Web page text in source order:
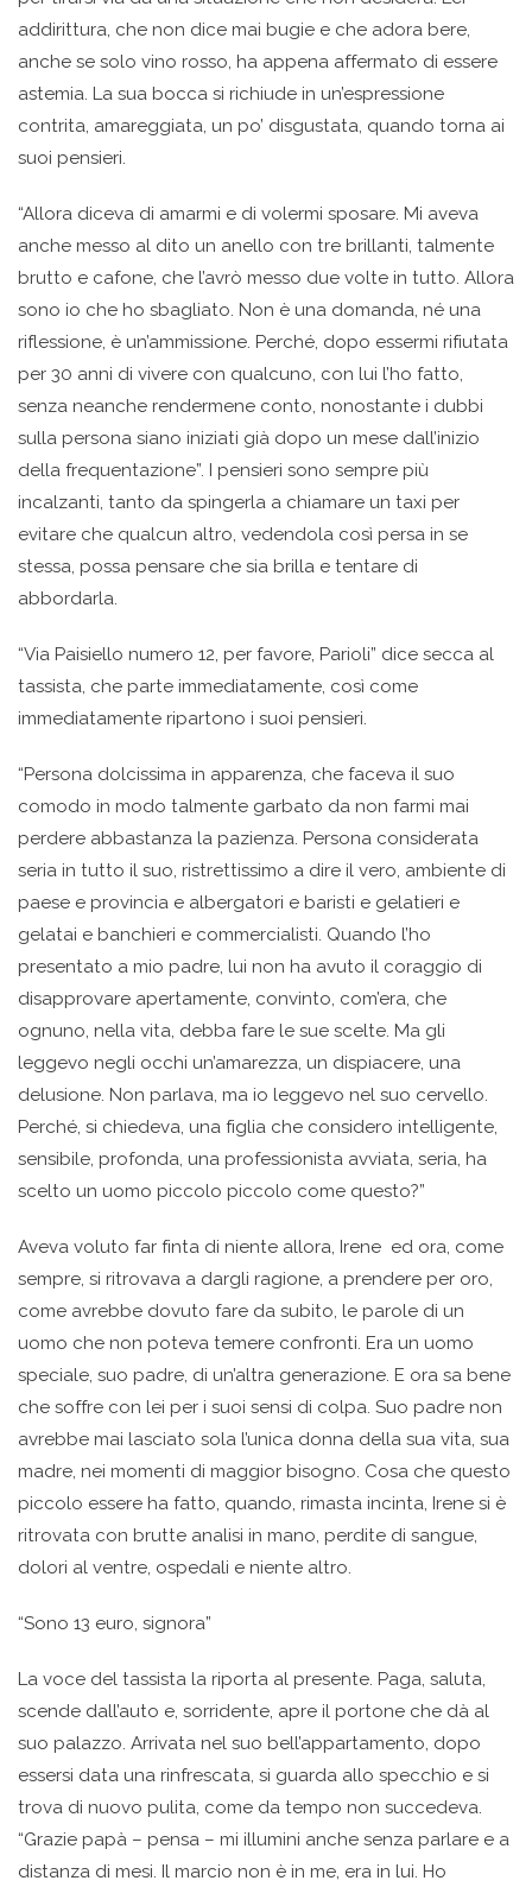
addirittura, che non dice mai bugie e che adora bere,
anche se solo vino rosso, ha appena affermato di essere
astemia. La sua bocca si richiude in un’espressione
contrita, amareggiata, un po’ disgustata, quando torna ai
suoi pensieri.
“Allora diceva di amarmi e di volermi sposare. Mi aveva
anche messo al dito un anello con tre brillanti, talmente
brutto e cafone, che l’avrò messo due volte in tutto. Allora
sono io che ho sbagliato. Non è una domanda, né una
riflessione, è un’ammissione. Perché, dopo essermi rifiutata
per 30 anni di vivere con qualcuno, con lui l’ho fatto,
senza neanche rendermene conto, nonostante i dubbi
sulla persona siano iniziati già dopo un mese dall’inizio
della frequentazione”. I pensieri sono sempre più
incalzanti, tanto da spingerla a chiamare un taxi per
evitare che qualcun altro, vedendola così persa in se
stessa, possa pensare che sia brilla e tentare di
abbordarla.
“Via Paisiello numero 12, per favore, Parioli” dice secca al
tassista, che parte immediatamente, così come
immediatamente ripartono i suoi pensieri.
“Persona dolcissima in apparenza, che faceva il suo
comodo in modo talmente garbato da non farmi mai
perdere abbastanza la pazienza. Persona considerata
seria in tutto il suo, ristrettissimo a dire il vero, ambiente di
paese e provincia e albergatori e baristi e gelatieri e
gelatai e banchieri e commercialisti. Quando l’ho
presentato a mio padre, lui non ha avuto il coraggio di
disapprovare apertamente, convinto, com’era, che
ognuno, nella vita, debba fare le sue scelte. Ma gli
leggevo negli occhi un’amarezza, un dispiacere, una
delusione. Non parlava, ma io leggevo nel suo cervello.
Perché, si chiedeva, una figlia che considero intelligente,
sensibile, profonda, una professionista avviata, seria, ha
scelto un uomo piccolo piccolo come questo?”
Aveva voluto far finta di niente allora, Irene ed ora, come
sempre, si ritrovava a dargli ragione, a prendere per oro,
come avrebbe dovuto fare da subito, le parole di un
uomo che non poteva temere confronti. Era un uomo
speciale, suo padre, di un’altra generazione. E ora sa bene
che soffre con lei per i suoi sensi di colpa. Suo padre non
avrebbe mai lasciato sola l’unica donna della sua vita, sua
madre, nei momenti di maggior bisogno. Cosa che questo
piccolo essere ha fatto, quando, rimasta incinta, Irene si è
ritrovata con brutte analisi in mano, perdite di sangue,
dolori al ventre, ospedali e niente altro.
“Sono 13 euro, signora”
La voce del tassista la riporta al presente. Paga, saluta,
scende dall’auto e, sorridente, apre il portone che dà al
suo palazzo. Arrivata nel suo bell’appartamento, dopo
essersi data una rinfrescata, si guarda allo specchio e si
trova di nuovo pulita, come da tempo non succedeva.
“Grazie papà – pensa – mi illumini anche senza parlare e a
distanza di mesi. Il marcio non è in me, era in lui. Ho